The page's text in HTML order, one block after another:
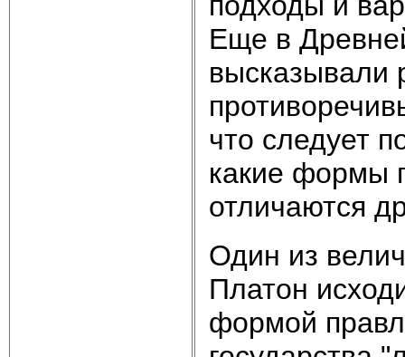
Еще в
высказывали
что следует
какие формы
отличаются
Один из
Платон
формой